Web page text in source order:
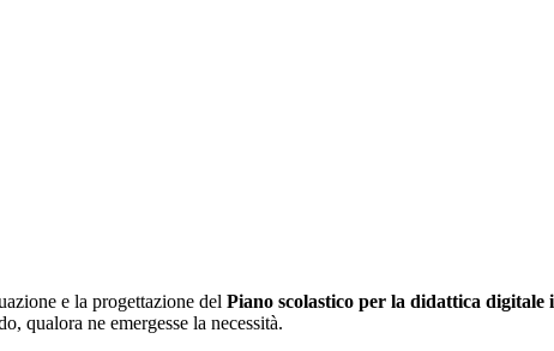
e la progettazione del Piano scolastico per la didattica
qualora ne emergesse la necessità.